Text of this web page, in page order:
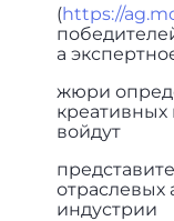
(https://
а
жюри
войдут
отраслевых
индустрии